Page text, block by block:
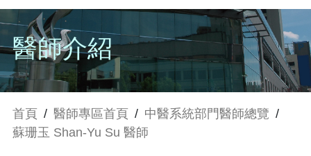
醫師介紹
首頁 / 醫師專區首頁 / 中醫系統部門醫師總覽 /
蘇珊玉 Shan-Yu Su 醫師